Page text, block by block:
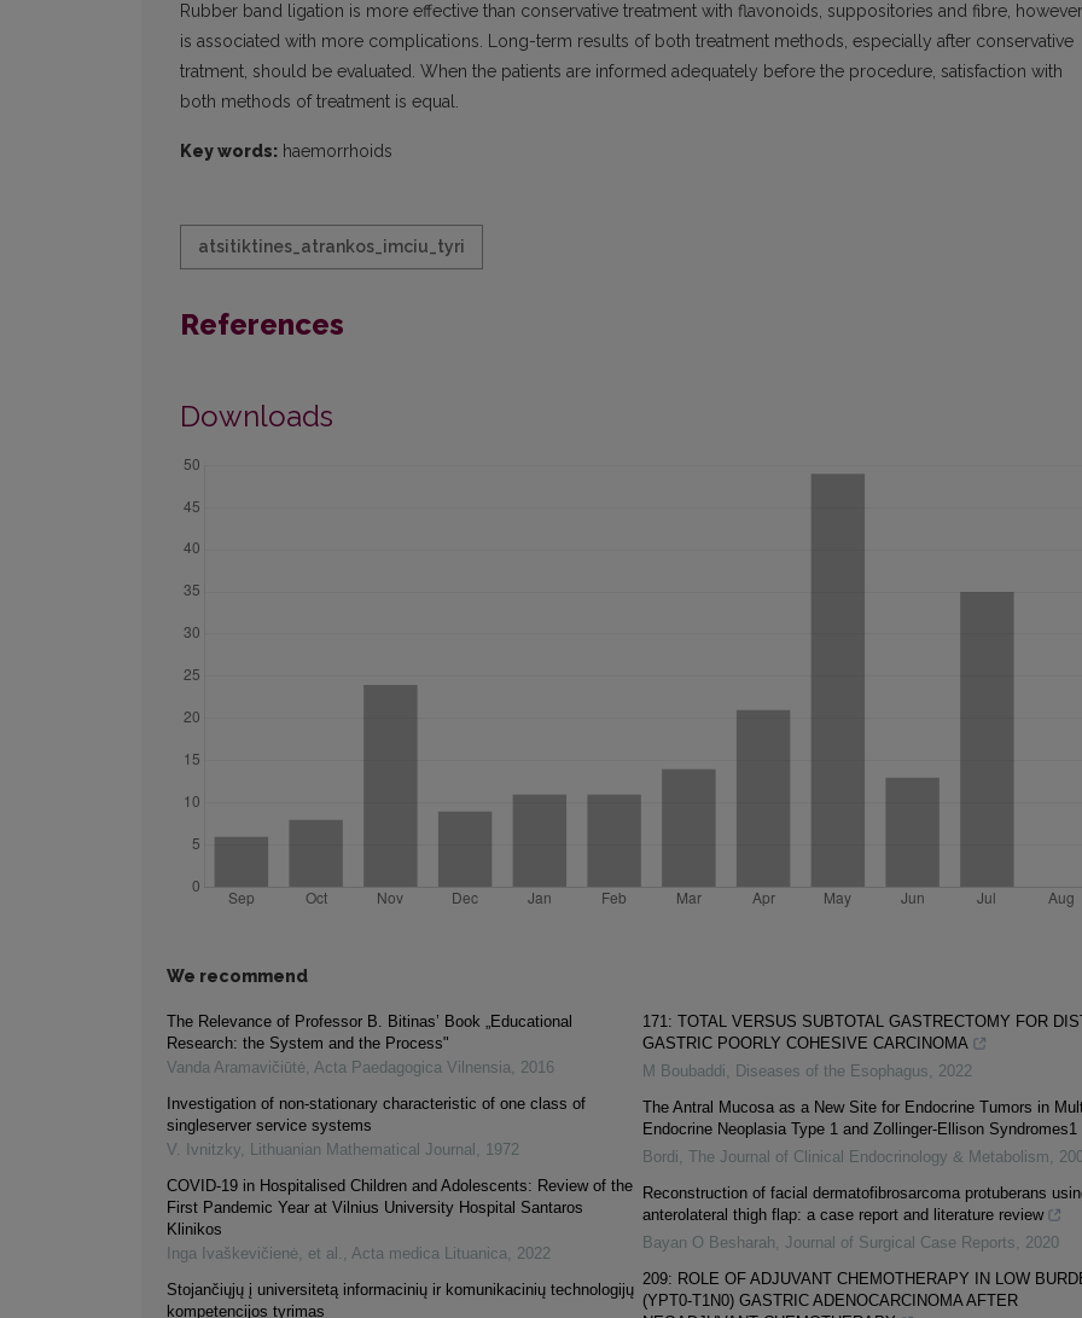
Rubber band ligation is more effective than conservative treatment with flavonoids, suppositories and fibre,
is associated with more complications. Long-term results of both treatment methods, especially after conservative
tratment, should be evaluated. When the patients are informed adequately before the procedure, satisfaction with
both methods of treatment is equal.
Key words: haemorrhoids
atsitiktines_atrankos_imciu_tyri
References
Downloads
We recommend
The Relevance of Professor B. Bitinas’ Book „Educational
Research: the System and the Process"
Vanda Aramavičiūtė, Acta Paedagogica Vilnensia, 2016
Investigation of non-stationary characteristic of one class of
singleserver service systems
V. Ivnitzky, Lithuanian Mathematical Journal , 1972
COVID-19 in Hospitalised Children and Adolescents: Review of the
First Pandemic Year at Vilnius University Hospital Santaros
Klinikos
Inga Ivaškevičienė, et al. , Acta medica Lituanica, 2022
Stojančiųjų į universitetą informacinių ir komunikacinių technologijų
kompetencijos tyrimas
171: TOTAL VERSUS SUBTOTAL GASTRECTOMY FOR
GASTRIC POORLY COHESIVE CARCINOMA
M Boubaddi, Diseases of the Esophagus, 2022
The Antral Mucosa as a New Site for Endocrine Tumors in
Endocrine Neoplasia Type 1 and Zollinger-Ellison Syndromes1
Bordi, The Journal of Clinical Endocrinology & Metabolism,
Reconstruction of facial dermatofibrosarcoma protuberans
anterolateral thigh flap: a case report and literature review
Bayan O Besharah, Journal of Surgical Case Reports, 2020
209: ROLE OF ADJUVANT CHEMOTHERAPY IN LOW
(YPT0-T1N0) GASTRIC ADENOCARCINOMA AFTER